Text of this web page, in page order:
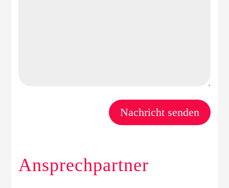
Nachricht senden
Ansprechpartner